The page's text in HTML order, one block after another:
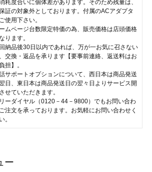
耗度合いに個体差があります。そのため残量は、
証の対象外としております。付属のACアダプタ
使用下さい。
ムページ台数限定特価の為、販売価格は店頭価格
ります。
納品後30日以内であれば、万が一お気に召さない
交換・返品を承ります【要事前連絡、返送料はお
担】。
サポートオプションについて、西日本は商品発送
日、東日本は商品発送日の翌々日よりサービス開
せていただきます。
ーダイヤル（0120－44－9800）でもお問い合わ
注文を承っております。お気軽にお問い合わせく
。
ー